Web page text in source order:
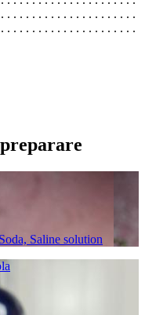
. . . . . . . . . . . . . . . . . . . . .
. . . . . . . . . . . . . . . . . . . . .
Saline solution